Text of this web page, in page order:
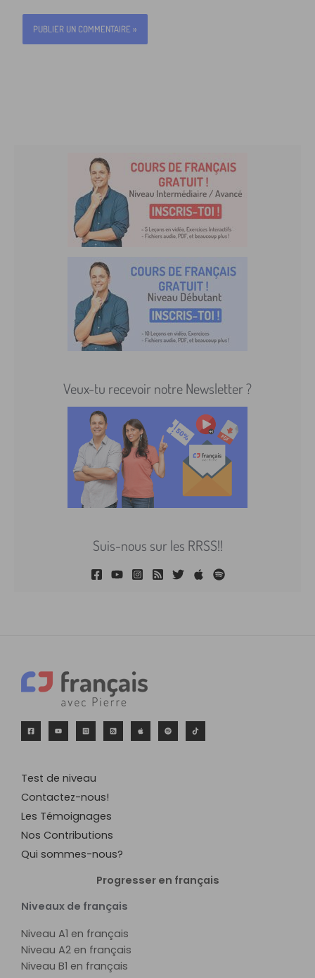
Veux-tu recevoir notre Newsletter ?
Suis-nous sur les RRSS!!
Test de niveau
Contactez-nous!
Les Témoignages
Nos Contributions
Qui sommes-nous?
Progresser en français
Niveaux de français
Niveau A1 en français
Niveau A2 en français
Niveau B1 en français